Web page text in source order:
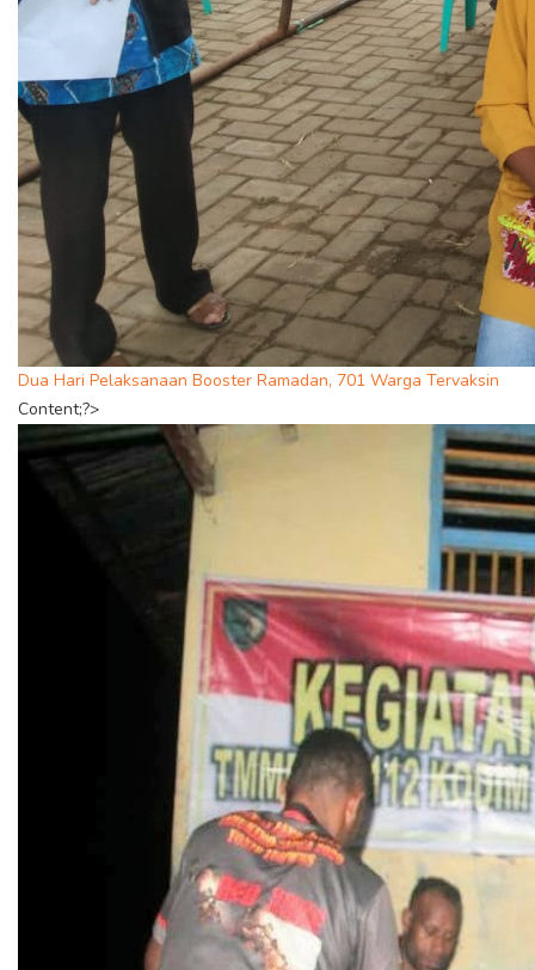
Dua Hari Pelaksanaan Booster Ramadan, 701 Warga Tervaksin
Content;?>